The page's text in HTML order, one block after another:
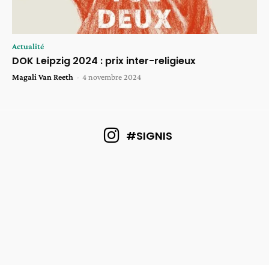
Actualité
DOK Leipzig 2024 : prix inter-religieux
Magali Van Reeth - 4 novembre 2024
#SIGNIS